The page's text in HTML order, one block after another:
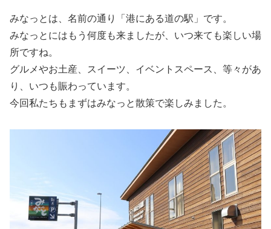
みなっとは、名前の通り「港にある道の駅」です。
みなっとにはもう何度も来ましたが、いつ来ても楽しい場
所ですね。
グルメやお土産、スイーツ、イベントスペース、等々があ
り、いつも賑わっています。
今回私たちもまずはみなっと散策で楽しみました。